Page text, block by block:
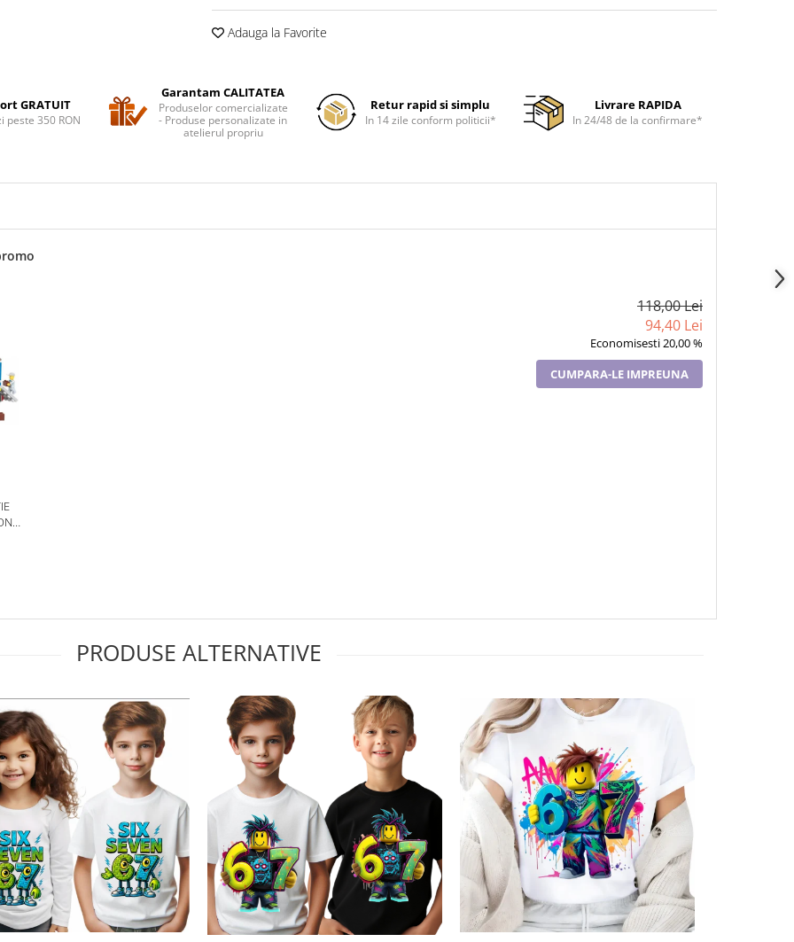
Adauga la Favorite
GRATUIT
peste 350 RON
Garantam CALITATEA
Produselor comercializate
- Produse personalizate in
atelierul propriu
Retur rapid si simplu
In 14 zile conform politicii*
Livrare RAPIDA
In 24/48 de la confirmare*
118,00 Lei
94,40 Lei
Economisesti 20,00 %
CUMPARA-LE IMPREUNA
PRODUSE ALTERNATIVE